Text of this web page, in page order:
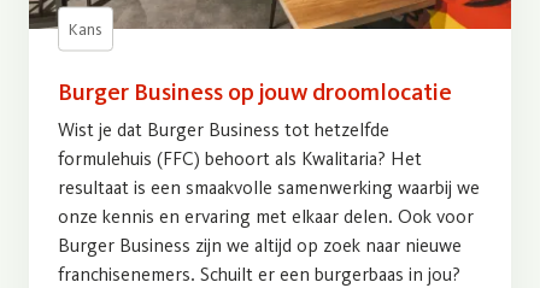
Kans
Burger Business op jouw droomlocatie
Wist je dat Burger Business tot hetzelfde
formulehuis (FFC) behoort als Kwalitaria? Het
resultaat is een smaakvolle samenwerking waarbij we
onze kennis en ervaring met elkaar delen. Ook voor
Burger Business zijn we altijd op zoek naar nieuwe
franchisenemers. Schuilt er een burgerbaas in jou?